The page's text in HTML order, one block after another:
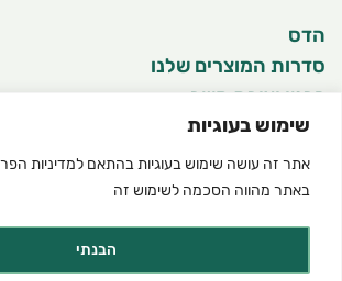
שימוש בעוגיות
אתר זה עושה שימוש בעוגיות בהתאם למדיניות
באתר מהווה הסכמה לשימוש זה
הבנתי
הדס
סדרות המוצרים שלנו
פרטי יצירת קשר
תנאי שימוש באתר
מדיניות פרטיות
Created by dooble